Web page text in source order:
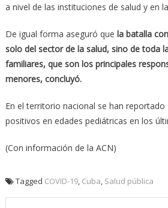
a nivel de las instituciones de salud y en
De igual forma aseguró que la batalla
solo del sector de la salud, sino de toda
familiares, que son los principales
menores, concluyó.
En el territorio nacional se han reportado
positivos en edades pediátricas en los
(Con información de la ACN)
Tagged COVID-19, Cuba Salud pública